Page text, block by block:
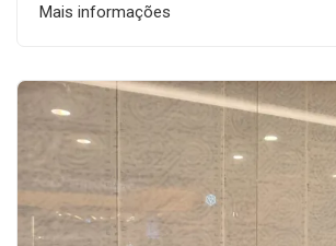
Mais informações